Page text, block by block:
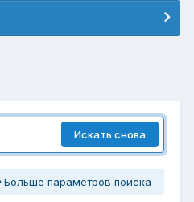
Искать снова
Больше параметров поиска